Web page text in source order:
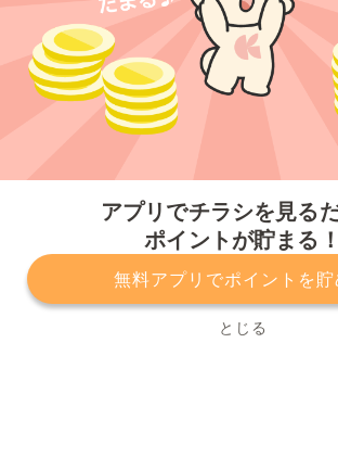
アプリでチラシを見る
ポイントが貯まる！
無料アプリでポイントを貯
とじる
プライバシーポリシー 利用規約
運
サービスに関してのお問い合わせ